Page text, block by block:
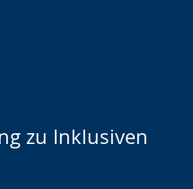
zu Inklusiven